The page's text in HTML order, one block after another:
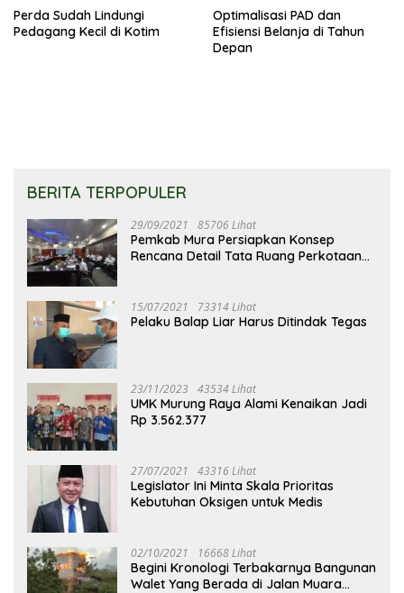
Perda Sudah Lindungi
Pedagang Kecil di Kotim
Optimalisasi PAD dan
Efisiensi Belanja di Tahun
Depan
BERITA TERPOPULER
29/09/2021 85706 Lihat
Pemkab Mura Persiapkan Konsep
Rencana Detail Tata Ruang Perkotaan
15/07/2021 73314 Lihat
Pelaku Balap Liar Harus Ditindak Tegas
23/11/2023 43534 Lihat
UMK Murung Raya Alami Kenaikan Jadi
Rp 3.562.377
27/07/2021 43316 Lihat
Legislator Ini Minta Skala Prioritas
Kebutuhan Oksigen untuk Medis
02/10/2021 16668 Lihat
Begini Kronologi Terbakarnya Bangunan
Walet Yang Berada di Jalan Muara